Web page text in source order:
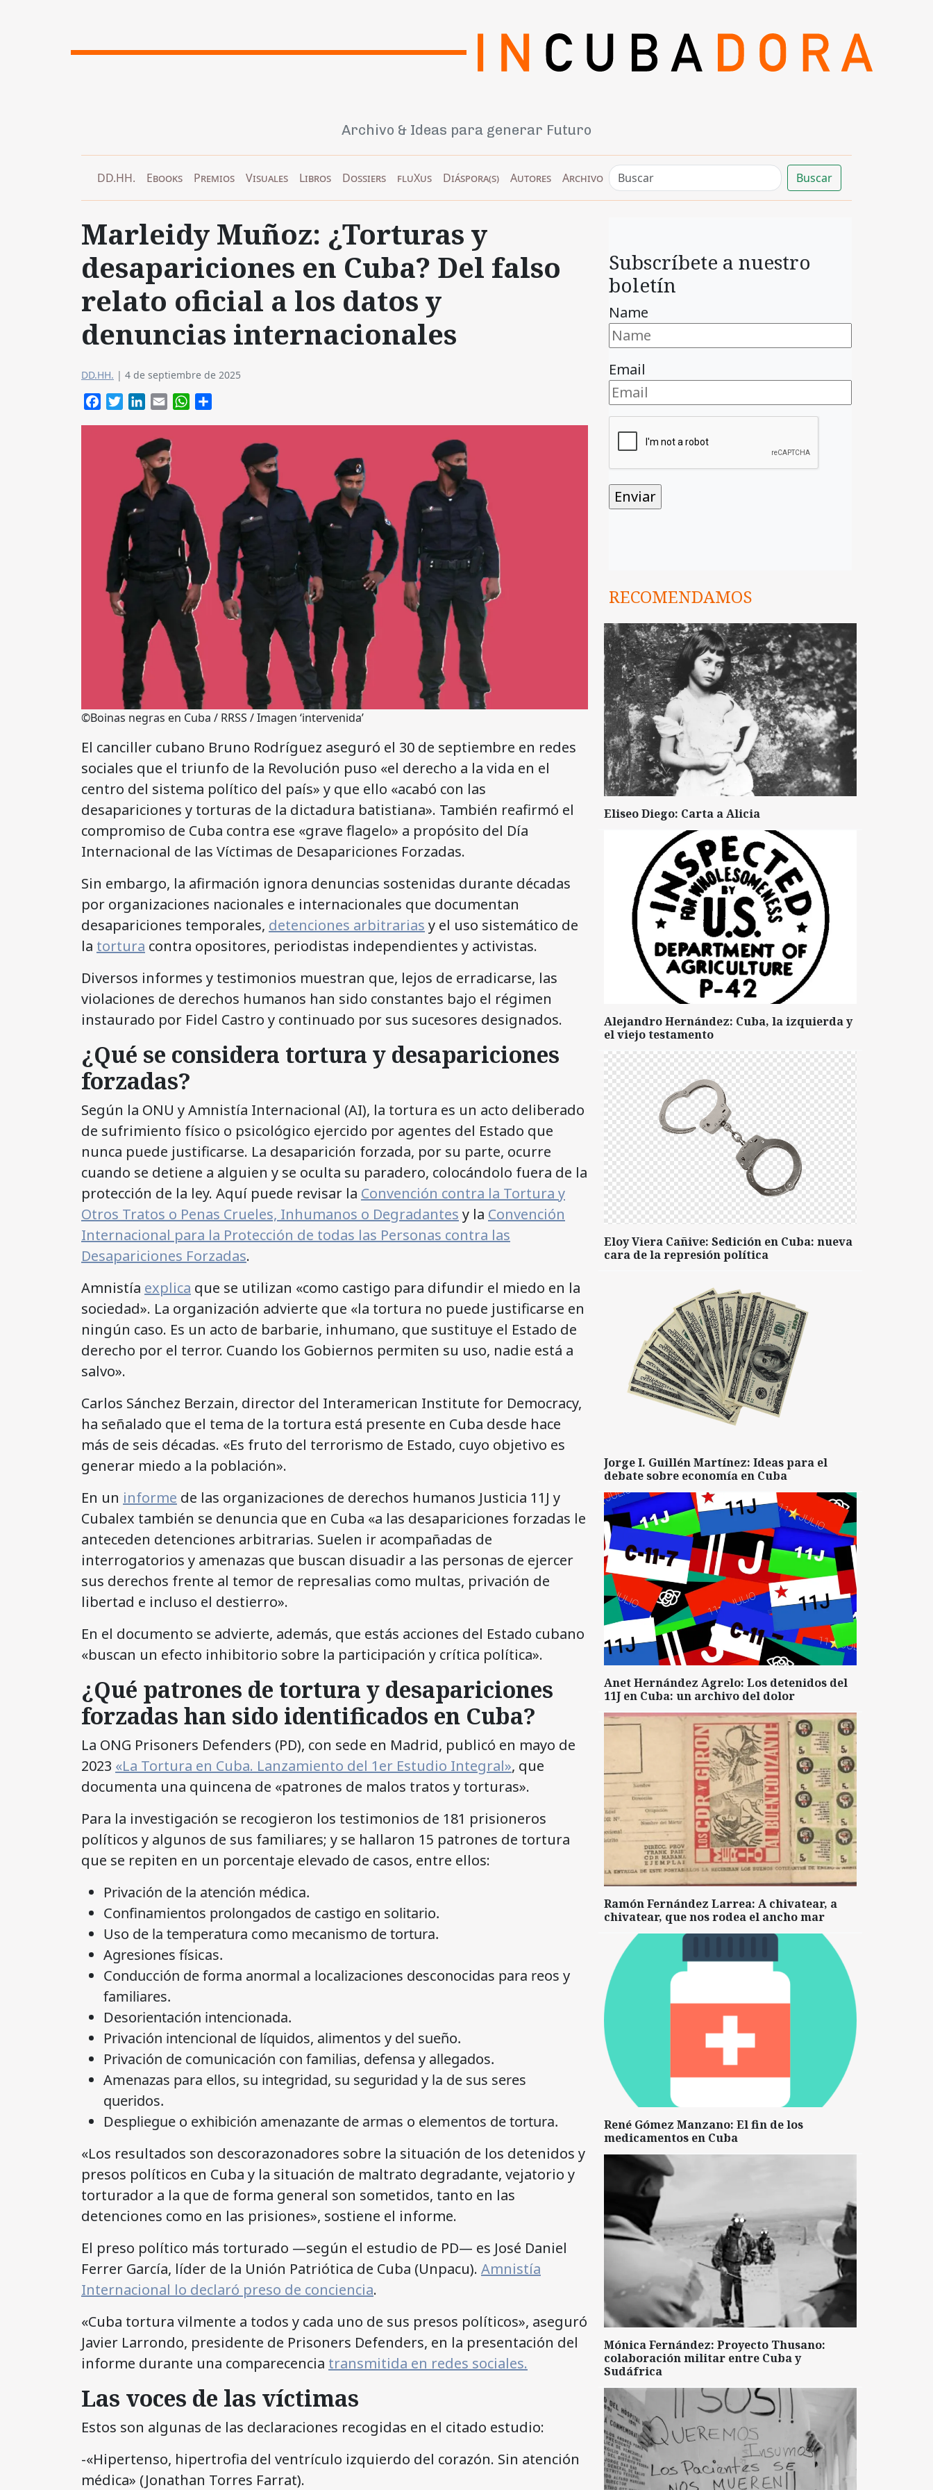
Archivo & Ideas para generar Futuro
DD.HH. Ebooks Premios Visuales Libros Dossiers fluXus Diáspora(s) Autores Archivo Buscar
Marleidy Muñoz: ¿Torturas y
desapariciones en Cuba? Del falso
relato oficial a los datos y
denuncias internacionales
DD.HH. | 4 de septiembre de 2025
FacebookTwitterLinkedIn
Email WhatsApp
©Boinas negras en Cuba / RRSS / Imagen ‘intervenida’
El canciller cubano Bruno Rodríguez aseguró el 30 de septiembre en redes
sociales que el triunfo de la Revolución puso «el derecho a la vida en el
centro del sistema político del país» y que ello «acabó con las
desapariciones y torturas de la dictadura batistiana». También reafirmó el
compromiso de Cuba contra ese «grave flagelo» a propósito del Día
Internacional de las Víctimas de Desapariciones Forzadas.
Sin embargo, la afirmación ignora denuncias sostenidas durante décadas
por organizaciones nacionales e internacionales que documentan
desapariciones temporales, detenciones arbitrarias y el uso sistemático de
la tortura contra opositores, periodistas independientes y activistas.
Diversos informes y testimonios muestran que, lejos de erradicarse, las
violaciones de derechos humanos han sido constantes bajo el régimen
instaurado por Fidel Castro y continuado por sus sucesores designados.
¿Qué se considera tortura y desapariciones
forzadas?
Según la ONU y Amnistía Internacional (AI), la tortura es un acto deliberado
de sufrimiento físico o psicológico ejercido por agentes del Estado que
nunca puede justificarse. La desaparición forzada, por su parte, ocurre
cuando se detiene a alguien y se oculta su paradero, colocándolo fuera de la
protección de la ley. Aquí puede revisar la Convención contra la Tortura y
Otros Tratos o Penas Crueles, Inhumanos o Degradantes y la Convención
Internacional para la Protección de todas las Personas contra las
Desapariciones Forzadas.
Amnistía explica que se utilizan «como castigo para difundir el miedo en la
sociedad». La organización advierte que «la tortura no puede justificarse en
ningún caso. Es un acto de barbarie, inhumano, que sustituye el Estado de
derecho por el terror. Cuando los Gobiernos permiten su uso, nadie está a
salvo».
Carlos Sánchez Berzain, director del Interamerican Institute for Democracy,
ha señalado que el tema de la tortura está presente en Cuba desde hace
más de seis décadas. «Es fruto del terrorismo de Estado, cuyo objetivo es
generar miedo a la población».
En un informe de las organizaciones de derechos humanos Justicia 11J y
Cubalex también se denuncia que en Cuba «a las desapariciones forzadas le
anteceden detenciones arbitrarias. Suelen ir acompañadas de
interrogatorios y amenazas que buscan disuadir a las personas de ejercer
sus derechos frente al temor de represalias como multas, privación de
libertad e incluso el destierro».
En el documento se advierte, además, que estás acciones del Estado cubano
«buscan un efecto inhibitorio sobre la participación y crítica política».
¿Qué patrones de tortura y desapariciones
forzadas han sido identificados en Cuba?
La ONG Prisoners Defenders (PD), con sede en Madrid, publicó en mayo de
2023 «La Tortura en Cuba. Lanzamiento del 1er Estudio Integral», que
documenta una quincena de «patrones de malos tratos y torturas».
Para la investigación se recogieron los testimonios de 181 prisioneros
políticos y algunos de sus familiares; y se hallaron 15 patrones de tortura
que se repiten en un porcentaje elevado de casos, entre ellos:
Privación de la atención médica.
Confinamientos prolongados de castigo en solitario.
Uso de la temperatura como mecanismo de tortura.
Agresiones físicas.
Conducción de forma anormal a localizaciones desconocidas para reos y
familiares.
Desorientación intencionada.
Privación intencional de líquidos, alimentos y del sueño.
Privación de comunicación con familias, defensa y allegados.
Amenazas para ellos, su integridad, su seguridad y la de sus seres
queridos.
Despliegue o exhibición amenazante de armas o elementos de tortura.
«Los resultados son descorazonadores sobre la situación de los detenidos y
presos políticos en Cuba y la situación de maltrato degradante, vejatorio y
torturador a la que de forma general son sometidos, tanto en las
detenciones como en las prisiones», sostiene el informe.
El preso político más torturado —según el estudio de PD— es José Daniel
Ferrer García, líder de la Unión Patriótica de Cuba (Unpacu). Amnistía
Internacional lo declaró preso de conciencia.
«Cuba tortura vilmente a todos y cada uno de sus presos políticos», aseguró
Javier Larrondo, presidente de Prisoners Defenders, en la presentación del
informe durante una comparecencia transmitida en redes sociales.
Las voces de las víctimas
Estos son algunas de las declaraciones recogidas en el citado estudio:
-«Hipertenso, hipertrofia del ventrículo izquierdo del corazón. Sin atención
médica» (Jonathan Torres Farrat).
Subscríbete a nuestro
boletín
Name
Email
RECOMENDAMOS
Eliseo Diego: Carta a Alicia
Alejandro Hernández: Cuba, la izquierda y
el viejo testamento
Eloy Viera Cañive: Sedición en Cuba: nueva
cara de la represión política
Jorge I. Guillén Martínez: Ideas para el
debate sobre economía en Cuba
Anet Hernández Agrelo: Los detenidos del
11J en Cuba: un archivo del dolor
Ramón Fernández Larrea: A chivatear, a
chivatear, que nos rodea el ancho mar
René Gómez Manzano: El fin de los
medicamentos en Cuba
Mónica Fernández: Proyecto Thusano:
colaboración militar entre Cuba y
Sudáfrica